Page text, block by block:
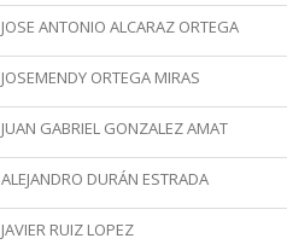
JOSE ANTONIO ALCARAZ ORTEGA
JOSEMENDY ORTEGA MIRAS
JUAN GABRIEL GONZALEZ AMAT
ALEJANDRO DURÁN ESTRADA
JAVIER RUIZ LOPEZ